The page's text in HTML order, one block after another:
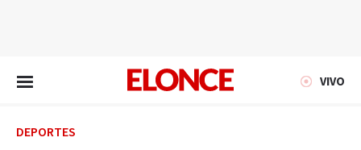
VIVO
DEPORTES